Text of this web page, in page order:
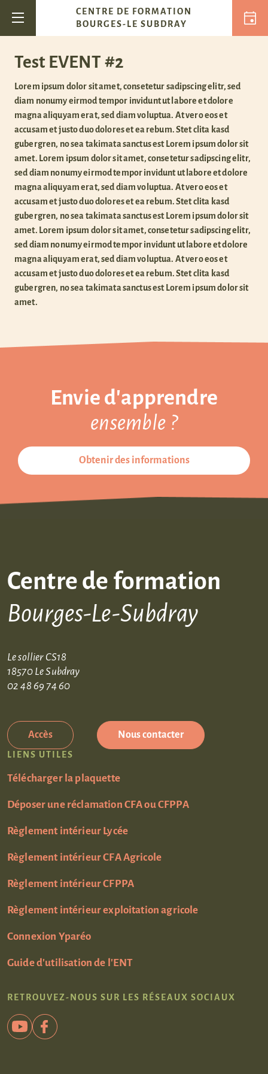
Navigation principale
CENTRE DE FORMATION
BOURGES-LE SUBDRAY
Test EVENT #2
Lorem ipsum dolor sit amet, consetetur sadipscing elitr, sed
diam nonumy eirmod tempor invidunt ut labore et dolore
magna aliquyam erat, sed diam voluptua. At vero eos et
accusam et justo duo dolores et ea rebum. Stet clita kasd
gubergren, no sea takimata sanctus est Lorem ipsum dolor sit
amet. Lorem ipsum dolor sit amet, consetetur sadipscing elitr,
sed diam nonumy eirmod tempor invidunt ut labore et dolore
magna aliquyam erat, sed diam voluptua. At vero eos et
accusam et justo duo dolores et ea rebum. Stet clita kasd
gubergren, no sea takimata sanctus est Lorem ipsum dolor sit
amet. Lorem ipsum dolor sit amet, consetetur sadipscing elitr,
sed diam nonumy eirmod tempor invidunt ut labore et dolore
magna aliquyam erat, sed diam voluptua. At vero eos et
accusam et justo duo dolores et ea rebum. Stet clita kasd
gubergren, no sea takimata sanctus est Lorem ipsum dolor sit
amet.
Envie d'apprendre
ensemble ?
Obtenir des informations
Centre de formation
Bourges-Le-Subdray
Le sollier CS18
18570 Le Subdray
02 48 69 74 60
Accès Nous contacter
LIENS UTILES
Télécharger la plaquette
Déposer une réclamation CFA ou CFPPA
Règlement intérieur Lycée
Règlement intérieur CFA Agricole
Règlement intérieur CFPPA
Règlement intérieur exploitation agricole
Connexion Yparéo
Guide d'utilisation de l'ENT
RETROUVEZ-NOUS SUR LES RÉSEAUX SOCIAUX